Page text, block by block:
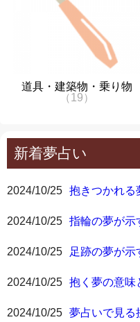
道具・建築物・乗り物
（19）
新着夢占い
2024/10/25 抱きつかれる
2024/10/25 指輪の夢が示
2024/10/25 足跡の夢が示
2024/10/25 抱く夢の意味
2024/10/25 夢占いで見る